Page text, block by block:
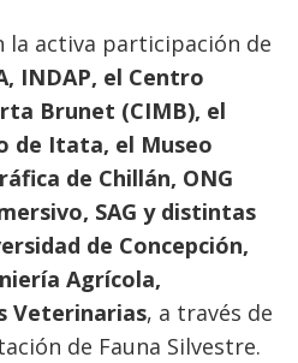
la activa participación de
INDAP, el Centro
Brunet (CIMB), el
de Itata, el Museo
de Chillán, ONG
SAG y distintas
de Concepción,
Agrícola,
Veterinarias, a través de
de Fauna Silvestre.